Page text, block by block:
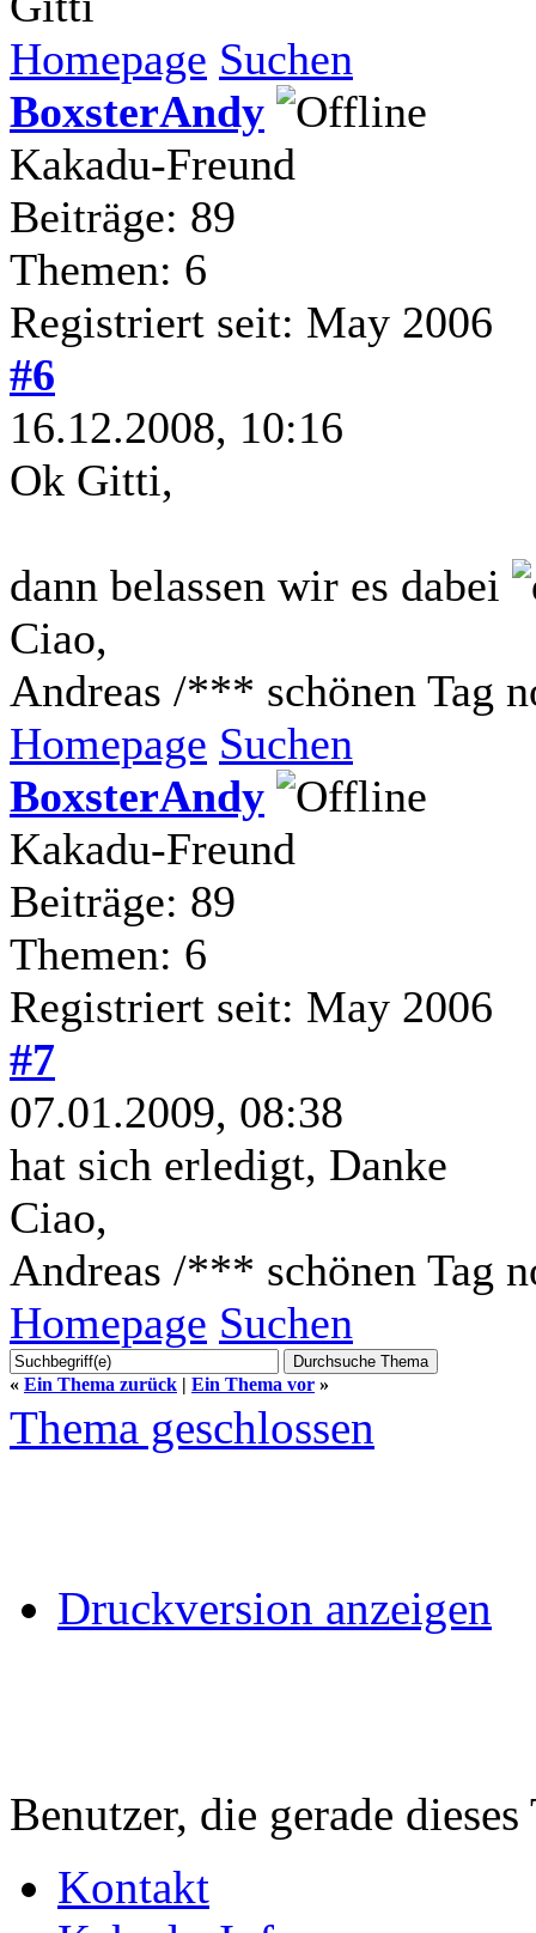
Homepage Suchen
BoxsterAndy
Kakadu-Freund
Beiträge: 89
Themen: 6
Registriert seit: May 2006
#6
16.12.2008, 10:16
Ok Gitti,
dann belassen wir es dabei
Ciao,
Andreas /*** schönen Tag
Homepage Suchen
BoxsterAndy
Kakadu-Freund
Beiträge: 89
Themen: 6
Registriert seit: May 2006
#7
07.01.2009, 08:38
hat sich erledigt, Danke
Ciao,
Andreas /*** schönen Tag
Homepage Suchen
« Ein Thema zurück | Ein Thema vor »
Thema geschlossen
Druckversion anzeigen
Benutzer, die gerade
Kontakt